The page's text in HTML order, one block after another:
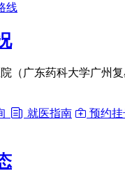
线
（广东药科大学广州
 就医指南  预约挂